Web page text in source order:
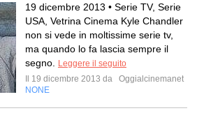
19 dicembre 2013 • Serie TV, Serie
USA, Vetrina Cinema Kyle Chandler
non si vede in moltissime serie tv,
ma quando lo fa lascia sempre il
segno.
Leggere il seguito
Il 19 dicembre 2013 da
Oggialcinemanet
NONE